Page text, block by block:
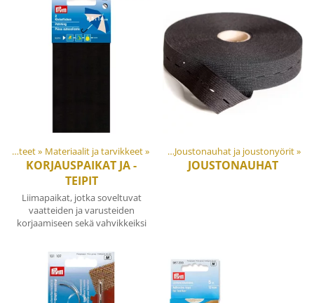
Tuotteet ‪» Materiaalit ja tarvikkeet‪»
KORJAUSPAIKAT JA -
TEIPIT
Liimapaikat, jotka soveltuvat
vaatteiden ja varusteiden
korjaamiseen sekä vahvikkeiksi
Tuotteet‪»Materiaalit ja tarvikkeet ‪» Joustonauhat ja joustonyörit‪»
JOUSTONAUHAT